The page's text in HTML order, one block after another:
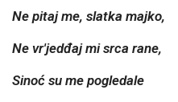
Ne pitaj me, slatka majko,
Ne vr'jedđaj mi srca rane,
Sinoć su me pogledale